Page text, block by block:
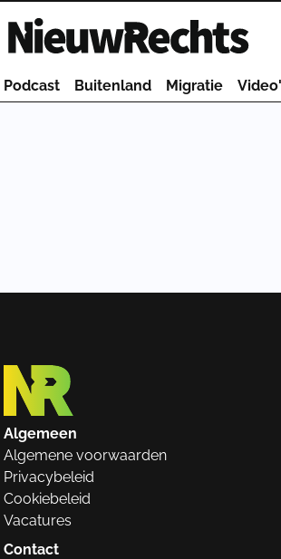
Homepage van NieuwRechts
Podcast Buitenland Migratie
Algemeen
Algemene voorwaarden
Privacybeleid
Cookiebeleid
Vacatures
Contact